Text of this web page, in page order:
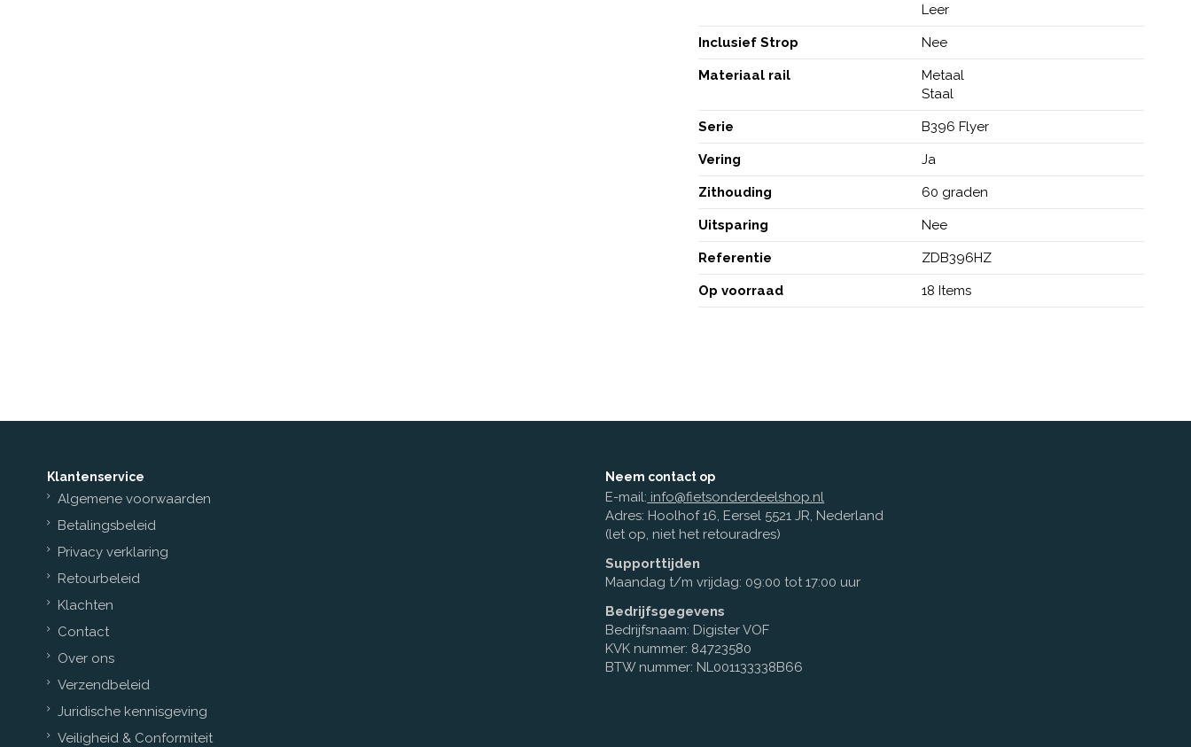
Leer
Inclusief Strop Nee
Materiaal rail
Metaal
Staal
Serie B396 Flyer
Vering Ja
Zithouding 60 graden
Uitsparing Nee
Referentie ZDB396HZ
Op voorraad 18 Items
Klantenservice
Algemene voorwaarden
Betalingsbeleid
Privacy verklaring
Retourbeleid
Klachten
Contact
Over ons
Verzendbeleid
Juridische kennisgeving
Veiligheid & Conformiteit
Neem contact op
E-mail: info@fietsonderdeelshop.nl
Adres: Hoolhof 16, Eersel 5521 JR, Nederland
(let op, niet het retouradres)
Supporttijden
Maandag t/m vrijdag: 09:00 tot 17:00 uur
Bedrijfsgegevens
Bedrijfsnaam: Digister VOF
KVK nummer: 84723580
BTW nummer: NL001133338B66